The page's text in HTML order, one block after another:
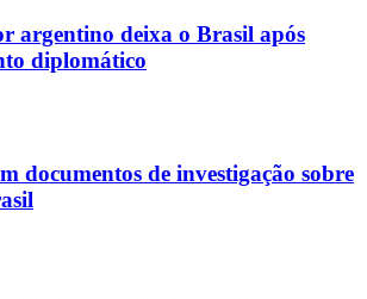
argentino deixa o Brasil após
diplomático
documentos de investigação sobre